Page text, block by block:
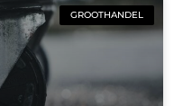
GROOTHANDEL